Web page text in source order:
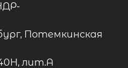
Потемкинская
лит.А